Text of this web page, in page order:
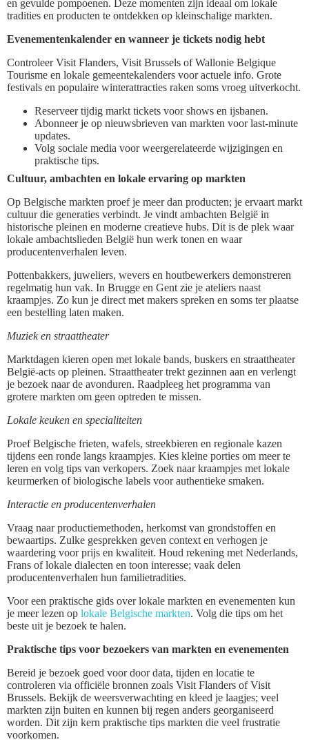
en gevulde pompoenen. Deze momenten zijn ideaal om lokale
tradities en producten te ontdekken op kleinschalige markten.
Evenementenkalender en wanneer je tickets nodig hebt
Controleer Visit Flanders, Visit Brussels of Wallonie Belgique
Tourisme en lokale gemeentekalenders voor actuele info. Grote
festivals en populaire winterattracties raken soms vroeg uitverkocht.
Reserveer tijdig markt tickets voor shows en ijsbanen.
Abonneer je op nieuwsbrieven van markten voor last-minute
updates.
Volg sociale media voor weergerelateerde wijzigingen en
praktische tips.
Cultuur, ambachten en lokale ervaring op markten
Op Belgische markten proef je meer dan producten; je ervaart markt
cultuur die generaties verbindt. Je vindt ambachten België in
historische pleinen en moderne creatieve hubs. Dit is de plek waar
lokale ambachtslieden België hun werk tonen en waar
producentenverhalen leven.
Pottenbakkers, juweliers, wevers en houtbewerkers demonstreren
regelmatig hun vak. In Brugge en Gent zie je ateliers naast
kraampjes. Zo kun je direct met makers spreken en soms ter plaatse
een bestelling laten maken.
Muziek en straattheater
Marktdagen kieren open met lokale bands, buskers en straattheater
België-acts op pleinen. Straattheater trekt gezinnen aan en verlengt
je bezoek naar de avonduren. Raadpleeg het programma van
grotere markten om geen optreden te missen.
Lokale keuken en specialiteiten
Proef Belgische frieten, wafels, streekbieren en regionale kazen
tijdens een ronde langs kraampjes. Kies kleine porties om meer te
leren en volg tips van verkopers. Zoek naar kraampjes met lokale
keurmerken of biologische labels voor authentieke smaken.
Interactie en producentenverhalen
Vraag naar productiemethoden, herkomst van grondstoffen en
bewaartips. Zulke gesprekken geven context en verhogen je
waardering voor prijs en kwaliteit. Houd rekening met Nederlands,
Frans of lokale dialecten en toon interesse; vaak delen
producentenverhalen hun familietradities.
Voor een praktische gids over lokale markten en evenementen kun
je meer lezen op lokale Belgische markten. Volg die tips om het
beste uit je bezoek te halen.
Praktische tips voor bezoekers van markten en evenementen
Bereid je bezoek goed voor door data, tijden en locatie te
controleren via officiële bronnen zoals Visit Flanders of Visit
Brussels. Bekijk de weersverwachting en kleed je laagjes; veel
markten zijn buiten en kunnen bij regen anders georganiseerd
worden. Dit zijn kern praktische tips markten die veel frustratie
voorkomen.